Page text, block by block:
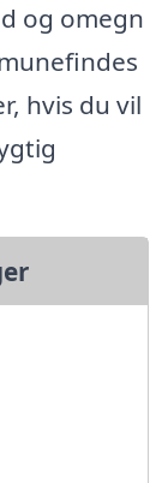
og omegn
hvis du vil